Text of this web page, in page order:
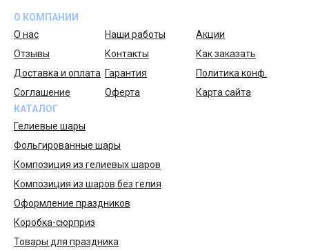
О КОМПАНИИ
О нас
Наши работы
Акции
Отзывы
Контакты
Как заказать
Доставка и оплата Гарантия
Политика конф.
Соглашение
Оферта
Карта сайта
КАТАЛОГ
Гелиевые шары
Фольгированные шары
Композиция из гелиевых шаров
Композиция из шаров без гелия
Оформление праздников
Коробка-сюрприз
Товары для праздника